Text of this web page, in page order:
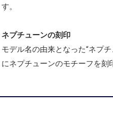
す。
ネプチューンの刻印
モデル名の由来となった“ネプ
にネプチューンのモチーフを刻